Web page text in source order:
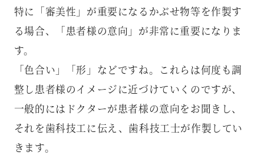
特に「審美性」が重要になるかぶせ物等を作製す
る場合、「患者様の意向」が非常に重要になりま
す。
「色合い」「形」などですね。これらは何度も調
整し患者様のイメージに近づけていくのですが、
一般的にはドクターが患者様の意向をお聞きし、
それを歯科技工に伝え、歯科技工士が作製してい
きます。